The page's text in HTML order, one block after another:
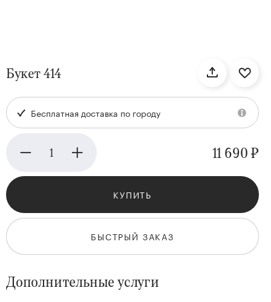
Kenzan
Collection
Букет 414
Бесплатная доставка по городу
11 690 ₽
КУПИТЬ
БЫСТРЫЙ ЗАКАЗ
Дополнительные услуги